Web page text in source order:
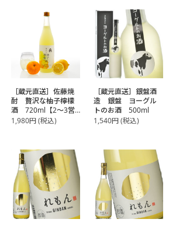
［蔵元直送］佐藤焼
酎 贅沢な柚子檸檬
酒 720ml【2～3営
業日以内に出荷】
1,980円(税込)
［蔵元直送］銀盤酒
造 銀盤 ヨーグル
トのお酒 500ml
1,540円(税込)